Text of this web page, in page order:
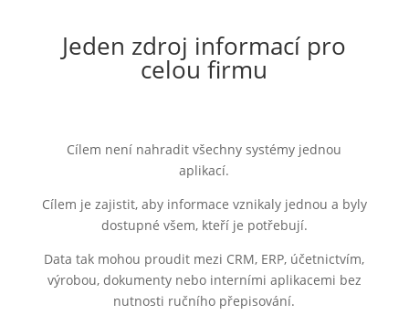
Jeden zdroj informací pro
celou firmu
Cílem není nahradit všechny systémy jednou
aplikací.
Cílem je zajistit, aby informace vznikaly jednou a byly
dostupné všem, kteří je potřebují.
Data tak mohou proudit mezi CRM, ERP, účetnictvím,
výrobou, dokumenty nebo interními aplikacemi bez
nutnosti ručního přepisování.